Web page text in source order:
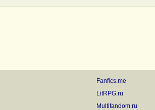
Fanfics.me
LitRPG.ru
Multifandom.ru